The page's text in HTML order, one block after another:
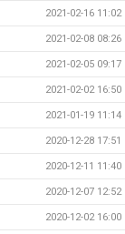
2021-02-16 11:02
2021-02-08 08:26
2021-02-05 09:17
2021-02-02 16:50
2021-01-19 11:14
2020-12-28 17:51
2020-12-11 11:40
2020-12-07 12:52
2020-12-02 16:00